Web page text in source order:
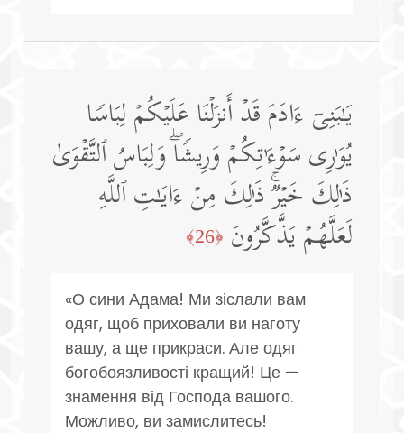
یَـٰبَنِیۤ ءَادَمَ قَدۡ أَنزَلۡنَا عَلَیۡكُمۡ لِبَاسࣰا
یُوَ ٰ⁠رِی سَوۡءَ ٰ⁠ تِكُمۡ وَرِیشࣰاۖ وَلِبَاسُ ٱلتَّقۡوَىٰ
ذَ ٰ⁠لِكَ خَیۡرࣱۚ ذَ ٰ⁠لِكَ مِنۡ ءَایَـٰتِ ٱللَّهِ
لَعَلَّهُمۡ یَذَّكَّرُونَ ﴿26﴾
«О сини Адама! Ми зіслали вам
одяг, щоб приховали ви наготу
вашу, а ще прикраси. Але одяг
богобоязливості кращий! Це —
знамення від Господа вашого.
Можливо, ви замислитесь!